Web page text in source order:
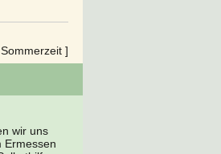
]
wir uns
Ermessen